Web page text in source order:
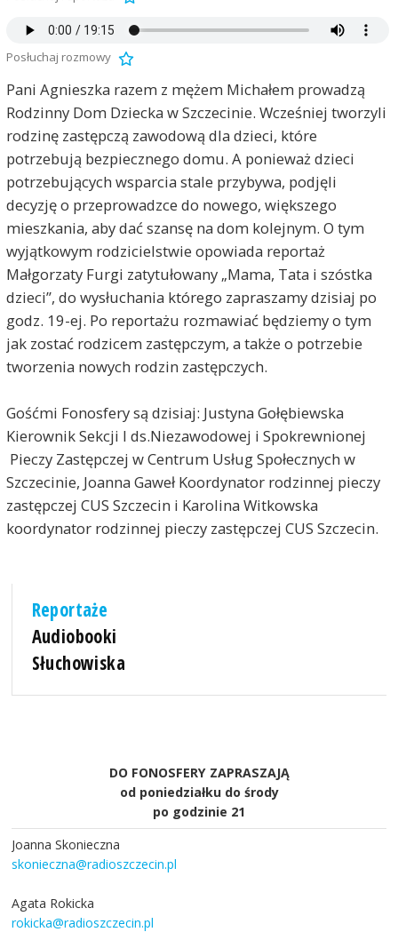
Posłuchaj rozmowy
Pani Agnieszka razem z mężem Michałem prowadzą
Rodzinny Dom Dziecka w Szczecinie. Wcześniej tworzyli
rodzinę zastępczą zawodową dla dzieci, które
potrzebują bezpiecznego domu. A ponieważ dzieci
potrzebujących wsparcia stale przybywa, podjęli
decyzję o przeprowadzce do nowego, większego
mieszkania, aby dać szansę na dom kolejnym. O tym
wyjątkowym rodzicielstwie opowiada reportaż
Małgorzaty Furgi zatytułowany „Mama, Tata i szóstka
dzieci”, do wysłuchania którego zapraszamy dzisiaj po
godz. 19-ej. Po reportażu rozmawiać będziemy o tym
jak zostać rodzicem zastępczym, a także o potrzebie
tworzenia nowych rodzin zastępczych.
Gośćmi Fonosfery są dzisiaj: Justyna Gołębiewska
Kierownik Sekcji I ds.Niezawodowej i Spokrewnionej
Pieczy Zastępczej w Centrum Usług Społecznych w
Szczecinie, Joanna Gaweł Koordynator rodzinnej pieczy
zastępczej CUS Szczecin i Karolina Witkowska
koordynator rodzinnej pieczy zastępczej CUS Szczecin.
Reportaże
Audiobooki
Słuchowiska
DO FONOSFERY ZAPRASZAJĄ
od poniedziałku do środy
po godzinie 21
Joanna Skonieczna
skonieczna@radioszczecin.pl
Agata Rokicka
rokicka@radioszczecin.pl